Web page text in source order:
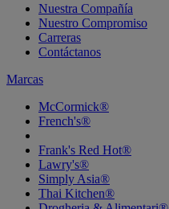
Nuestra Compañía
Nuestro Compromiso
Carreras
Contáctanos
Marcas
McCormick®
French's®
Frank's Red Hot®
Lawry's®
Simply Asia®
Thai Kitchen®